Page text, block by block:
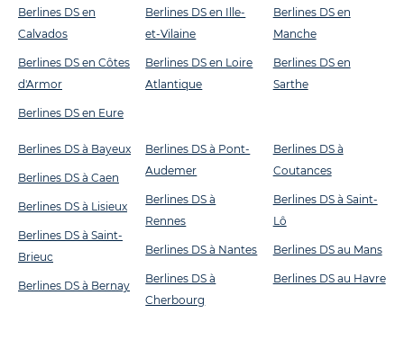
Berlines DS en
Calvados
Berlines DS en Côtes
d'Armor
Berlines DS en Eure
Berlines DS en Ille-
et-Vilaine
Berlines DS en Loire
Atlantique
Berlines DS en
Manche
Berlines DS en
Sarthe
Berlines DS à Bayeux
Berlines DS à Caen
Berlines DS à Lisieux
Berlines DS à Saint-
Brieuc
Berlines DS à Bernay
Berlines DS à Pont-
Audemer
Berlines DS à
Rennes
Berlines DS à Nantes
Berlines DS à
Cherbourg
Berlines DS à
Coutances
Berlines DS à Saint-
Lô
Berlines DS au Mans
Berlines DS au Havre